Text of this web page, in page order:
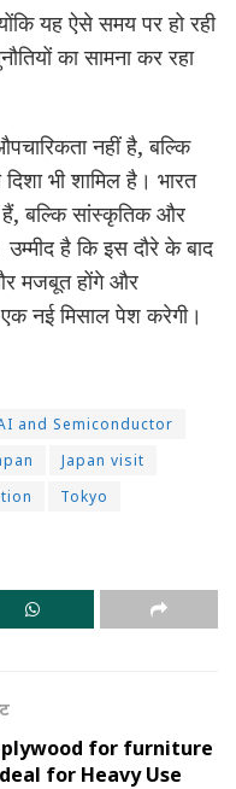
यह ऐसे समय पर हो रही
का सामना कर रहा
नहीं है, बल्कि
भी शामिल है। भारत
हैं, बल्कि सांस्कृतिक और
है कि इस दौरे के बाद
मजबूत होंगे और
एक नई मिसाल पेश करेगी।
and Semiconductor
Japan visit
Tokyo
for furniture
for Heavy Use